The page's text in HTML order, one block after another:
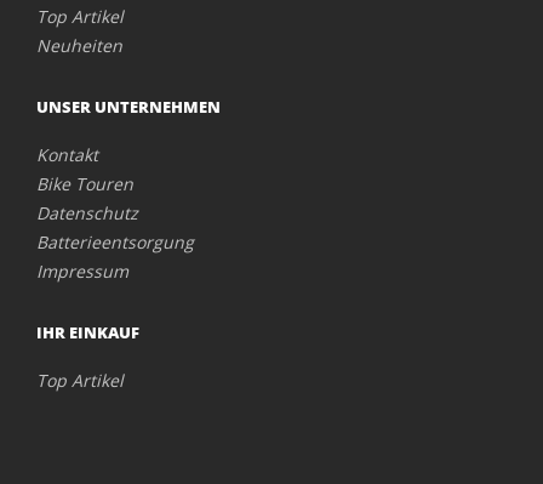
Top Artikel
Neuheiten
UNSER UNTERNEHMEN
Kontakt
Bike Touren
Datenschutz
Batterieentsorgung
Impressum
IHR EINKAUF
Top Artikel